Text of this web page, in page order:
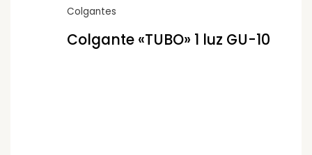
Colgantes
Colgante «TUBO» 1 luz GU-10